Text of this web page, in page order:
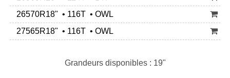
26570R18" • 116T • OWL
27565R18" • 116T • OWL
Grandeurs disponibles : 19"